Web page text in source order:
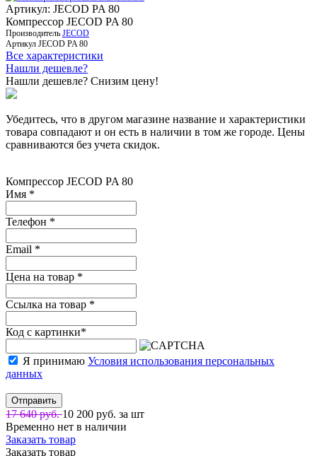
Артикул: JECOD PA 80
Компрессор JECOD PA 80
Производитель JECOD
Артикул JECOD PA 80
Все характеристики
Нашли дешевле?
Нашли дешевле? Снизим цену!
Убедитесь, что в другом магазине название и характеристики
товара совпадают и он есть в наличии в том же городе. Цены
сравниваются без учета скидок.
Компрессор JECOD PA 80
Имя *
Телефон *
Email *
Цена на товар *
Ссылка на товар *
Код с картинки*
Я принимаю Условия использования персональных
данных
Отправить
17 640 руб.10 200 руб. за шт
Временно нет в наличии
Заказать товар
Заказать товар